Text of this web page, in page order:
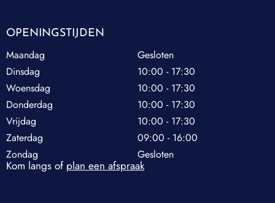
OPENINGSTIJDEN
Maandag
Gesloten
Dinsdag
10:00 - 17:30
Woensdag
10:00 - 17:30
Donderdag
10:00 - 17:30
Vrijdag
10:00 - 17:30
Zaterdag
09:00 - 16:00
Zondag
Gesloten
Kom langs of plan een afspraak